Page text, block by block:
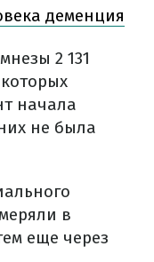
деменция
2 131
начала
не была
в
еще через